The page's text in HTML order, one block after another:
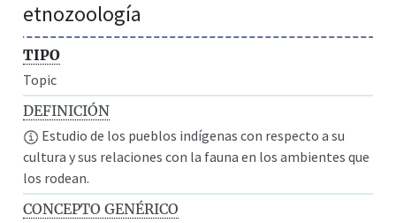
etnozoología
TIPO
Topic
DEFINICIÓN
Estudio de los pueblos indígenas con respecto a su
cultura y sus relaciones con la fauna en los ambientes que
los rodean.
CONCEPTO GENÉRICO